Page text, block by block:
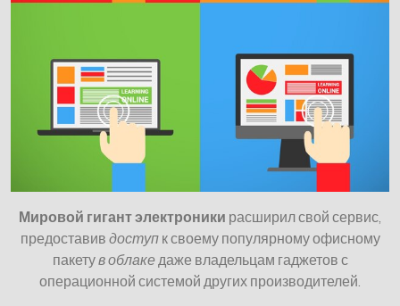
Мировой гигант электроники расширил свой сервис,
предоставив доступк своему популярному офисному
пакетув облакедаже владельцам гаджетов с
операционной системой других производителей.